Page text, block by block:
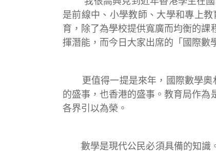
是前線中、小學教師、大學和專上
育，除了為學校提供寬廣而均衡的
揮潛能，而今日大家出席的「國際數
更值得一提是來年，國際數學奧
的盛事，也香港的盛事。教育局作
各界引以為榮。
數學是現代公民必須具備的知識